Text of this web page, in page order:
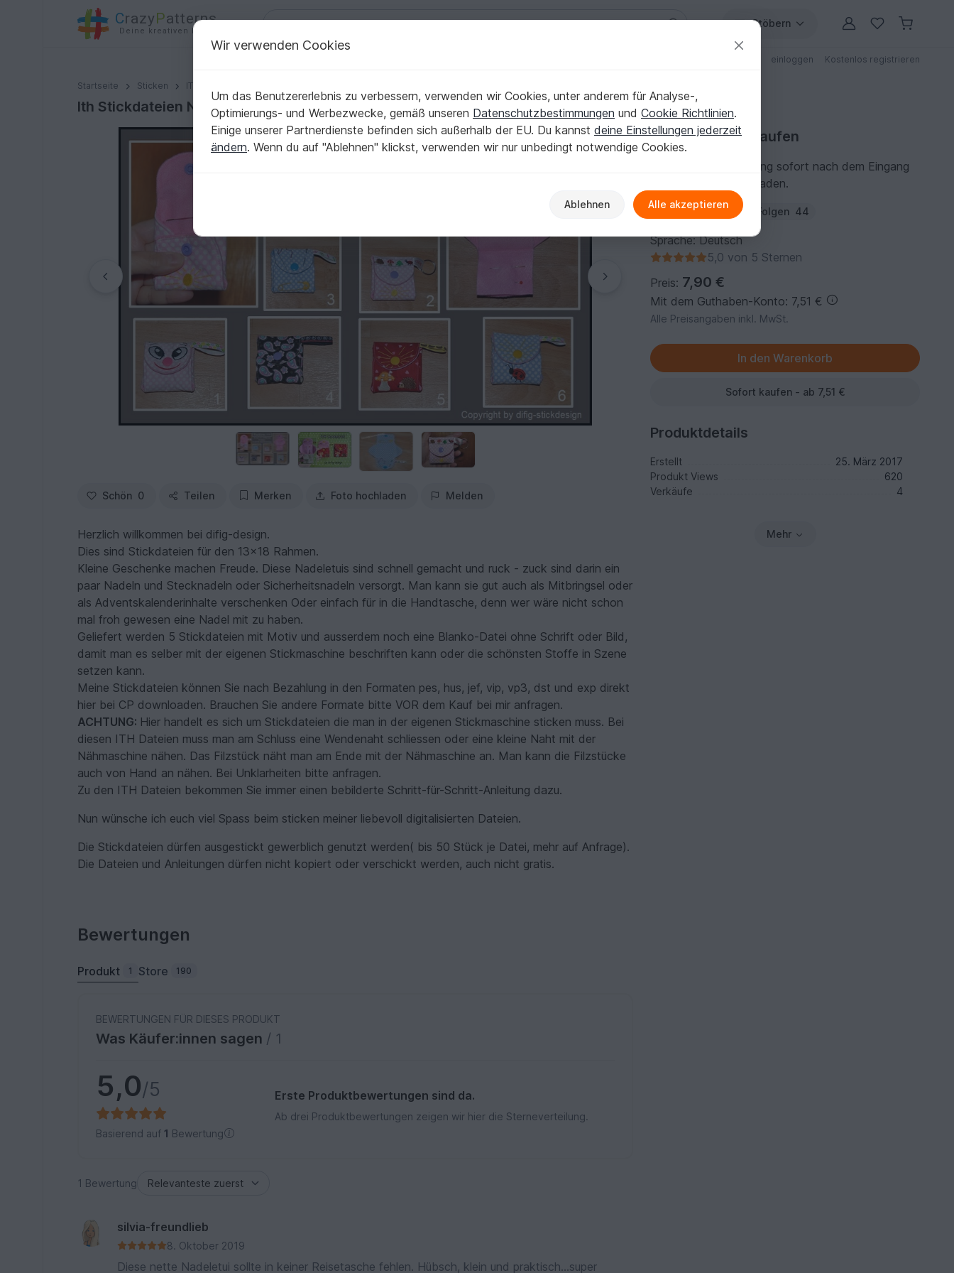
CrazyPatterns
Deine kreativen Ideen
Stöbern
einloggen Kostenlos registrieren
Startseite Sticken ITH - Stickdateien
Ith Stickdateien Nadel-Etui für den 13x18 Rahmen
Ith Stickdateien Nadel-Etui für den 13x18 Rahmen
Schön 0 Teilen Merken Foto hochladen Melden
Herzlich willkommen bei difig-design.
Dies sind Stickdateien für den 13x18 Rahmen.
Kleine Geschenke machen Freude. Diese Nadeletuis sind schnell gemacht und ruck - zuck sind darin ein
paar Nadeln und Stecknadeln oder Sicherheitsnadeln versorgt. Man kann sie gut auch als Mitbringsel oder
als Adventskalenderinhalte verschenken Oder einfach für in die Handtasche, denn wer wäre nicht schon
mal froh gewesen eine Nadel mit zu haben.
Geliefert werden 5 Stickdateien mit Motiv und ausserdem noch eine Blanko-Datei ohne Schrift oder Bild,
damit man es selber mit der eigenen Stickmaschine beschriften kann oder die schönsten Stoffe in Szene
setzen kann.
Meine Stickdateien können Sie nach Bezahlung in den Formaten pes, hus, jef, vip, vp3, dst und exp direkt
hier bei CP downloaden. Brauchen Sie andere Formate bitte VOR dem Kauf bei mir anfragen.
ACHTUNG: Hier handelt es sich um Stickdateien die man in der eigenen Stickmaschine sticken muss. Bei
diesen ITH Dateien muss man am Schluss eine Wendenaht schliessen oder eine kleine Naht mit der
Nähmaschine nähen. Das Filzstück näht man am Ende mit der Nähmaschine an. Man kann die Filzstücke
auch von Hand an nähen. Bei Unklarheiten bitte anfragen.
Zu den ITH Dateien bekommen Sie immer einen bebilderte Schritt-für-Schritt-Anleitung dazu.
Nun wünsche ich euch viel Spass beim sticken meiner liebevoll digitalisierten Dateien.
Die Stickdateien dürfen ausgestickt gewerblich genutzt werden( bis 50 Stück je Datei, mehr auf Anfrage).
Die Dateien und Anleitungen dürfen nicht kopiert oder verschickt werden, auch nicht gratis.
Stickanleitung kaufen
Du kannst die Anleitung sofort nach dem Eingang
der Zahlung herunterladen.
Autor: difig-design Folgen 44
Sprache: Deutsch
5,0 von 5 Sternen
Preis: 7,90 €
Mit dem Guthaben-Konto: 7,51 €
Alle Preisangaben inkl. MwSt.
Sofort kaufen - ab 7,51 €
Produktdetails
Erstellt
25. März 2017
Produkt Views
620
Verkäufe
4
Mehr
Bewertungen
Produkt 1 Store 190
BEWERTUNGEN FÜR DIESES PRODUKT
Was Käufer:innen sagen / 1
5,0/5
Basierend auf 1 Bewertung
Erste Produktbewertungen sind da.
Ab drei Produktbewertungen zeigen wir hier die Sterneverteilung.
1 Bewertung
silvia-freundlieb
8. Oktober 2019
Diese nette Nadeletui sollte in keiner Reisetasche fehlen. Hübsch, klein und praktisch...super
Wir verwenden Cookies
Um das Benutzererlebnis zu verbessern, verwenden wir Cookies, unter anderem für Analyse-,
Optimierungs- und Werbezwecke, gemäß unseren Datenschutzbestimmungen und Cookie Richtlinien.
Einige unserer Partnerdienste befinden sich außerhalb der EU. Du kannst deine Einstellungen jederzeit
ändern. Wenn du auf "Ablehnen" klickst, verwenden wir nur unbedingt notwendige Cookies.
Ablehnen Alle akzeptieren